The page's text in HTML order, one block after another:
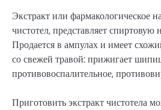
Экстракт или фармакологическое
чистотел, представляет спиртовую
Продается в ампулах и имеет
со свежей травой: прижигает
противовоспалительное,
Приготовить экстракт чистотела